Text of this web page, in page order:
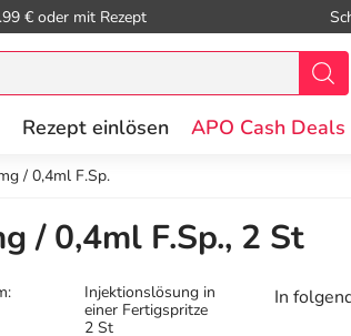
€ oder mit Rezept
Rezept einlösen APO Cash Deals
/ 0,4ml F.Sp.
/ 0,4ml F.Sp., 2 St
Injektionslösung in
einer Fertigspritze
2 St
In